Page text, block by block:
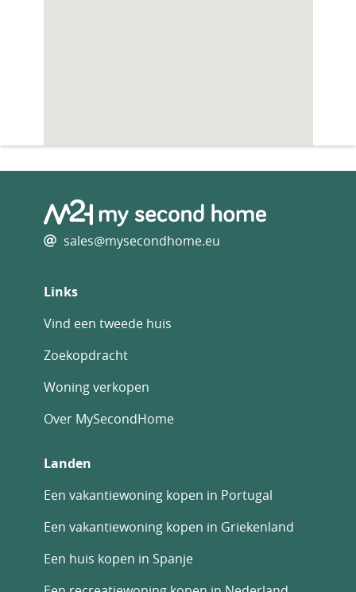
sales@mysecondhome.eu
Links
Vind een tweede huis
Zoekopdracht
Woning verkopen
Over MySecondHome
Landen
Een vakantiewoning kopen in Portugal
Een vakantiewoning kopen in Griekenland
Een huis kopen in Spanje